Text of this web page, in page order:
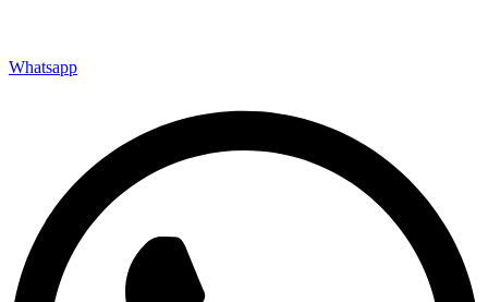
Whatsapp